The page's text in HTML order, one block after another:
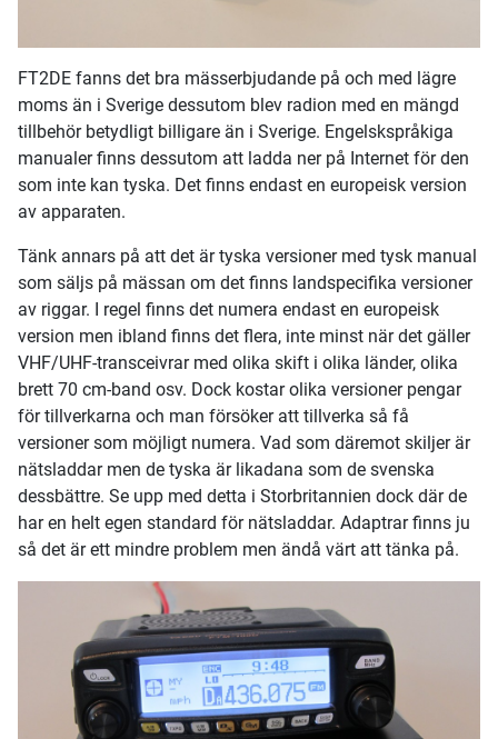
FT2DE fanns det bra mässerbjudande på och med lägre
moms än i Sverige dessutom blev radion med en mängd
tillbehör betydligt billigare än i Sverige. Engelskspråkiga
manualer finns dessutom att ladda ner på Internet för den
som inte kan tyska. Det finns endast en europeisk version
av apparaten.
Tänk annars på att det är tyska versioner med tysk manual
som säljs på mässan om det finns landspecifika versioner
av riggar. I regel finns det numera endast en europeisk
version men ibland finns det flera, inte minst när det gäller
VHF/UHF-transceivrar med olika skift i olika länder, olika
brett 70 cm-band osv. Dock kostar olika versioner pengar
för tillverkarna och man försöker att tillverka så få
versioner som möjligt numera. Vad som däremot skiljer är
nätsladdar men de tyska är likadana som de svenska
dessbättre. Se upp med detta i Storbritannien dock där de
har en helt egen standard för nätsladdar. Adaptrar finns ju
så det är ett mindre problem men ändå värt att tänka på.